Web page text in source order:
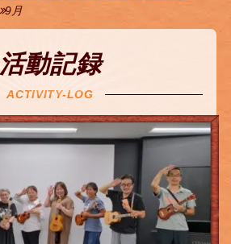
9月
活動記録
ACTIVITY-LOG